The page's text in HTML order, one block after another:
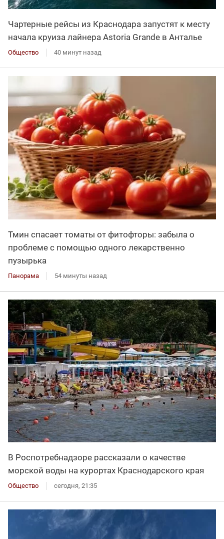
Чартерные рейсы из Краснодара запустят к месту
начала круиза лайнера Astoria Grande в Анталье
Общество 40 минут назад
Тмин спасает томаты от фитофторы: забыла о
проблеме с помощью одного лекарственно
пузырька
Панорама 54 минуты назад
В Роспотребнадзоре рассказали о качестве
морской воды на курортах Краснодарского края
Общество сегодня, 21:35